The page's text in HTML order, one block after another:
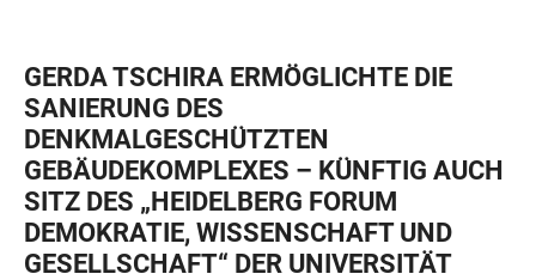
GERDA TSCHIRA ERMÖGLICHTE DIE
SANIERUNG DES
DENKMALGESCHÜTZTEN
GEBÄUDEKOMPLEXES – KÜNFTIG AUCH
SITZ DES „HEIDELBERG FORUM
DEMOKRATIE, WISSENSCHAFT UND
GESELLSCHAFT“ DER UNIVERSITÄT